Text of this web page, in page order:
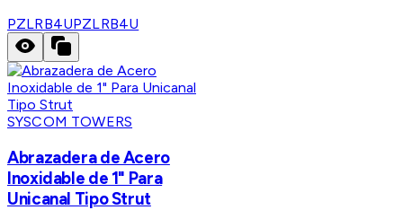
PZLRB4UPZLRB4U
SYSCOM TOWERS
Abrazadera de Acero
Inoxidable de 1" Para
Unicanal Tipo Strut